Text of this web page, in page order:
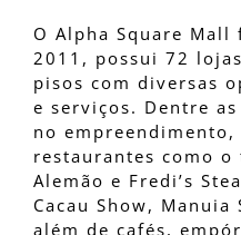
O Alpha Square
2011, possui 72
pisos com diversas
e serviços. Dentre
no
restaurantes como
Alemão e Fredi’s
Cacau Show, Manuia
além de cafés,